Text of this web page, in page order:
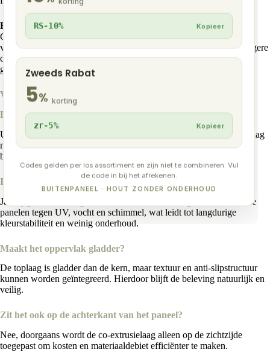
RS-10% Kopieer
Zweeds Rabat
5% korting
zr-5% Kopieer
Codes gelden per los assortiment en zijn niet te combineren. Vul
de code in bij het afrekenen.
BUITENPANEEL · HOUT ZONDER ONDERHOUD
Brandklasse en certificerin
Co‑extrusie-composiet kan voldoen aan hogere brandklassen en
veiligheidsstandaarden. Simpele composietpanelen hebben vaak lagere
certificering, wat beperkingen kan opleggen bij toepassingen aan
gevels of in publieke ruimtes.
Veelgestelde vragen over Co-extrusie en composiet
Laat een co‑extrusielaag ooit los?
Uit onderzoek en praktijk blijkt dat een hoogwaardige co‑extrusielaag
nooit van de kern loskomt dankzij de co‑extrusietechniek, waarbij
beide lagen in één proces versmolten worden.
Is dit nodig bij gevels?
Ja. Bij gevelbekleding beschermen co‑extrusielaag en additieven de
panelen tegen UV, vocht en schimmel, wat leidt tot langdurige
kleurstabiliteit en weinig onderhoud.
Maakt het oppervlak gladder?
De toplaag is gladder dan de kern, maar textuur en anti‑slipstructuur
kunnen worden geïntegreerd. Hierdoor blijft de beleving natuurlijk en
veilig.
Zit het ook op de achterkant van het paneel?
Nee, doorgaans wordt de co‑extrusielaag alleen op de zichtzijde
toegepast om kosten en materiaaldebiet efficiënter te maken.